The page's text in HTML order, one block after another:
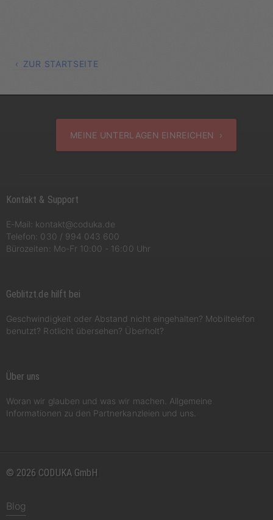
ZUR STARTSEITE
MEINE UNTERLAGEN EINREICHEN ›
Kontakt & Support
E-Mail: kontakt@coduka.de
Telefon: 030 / 994 043 600
Bürozeiten: Mo-Fr 10:00 - 16:00 Uhr
Geblitzt.de hilft bei
Geschwindigkeit oder Abstand nicht eingehalten? Mobiltelefon
benutzt? Rotlicht übersehen? Überholt?
Über uns
Woran wir glauben und was wir machen. Allgemeine
Informationen zu den Partnerkanzleien und uns.
© 2026 CODUKA GmbH
Blog